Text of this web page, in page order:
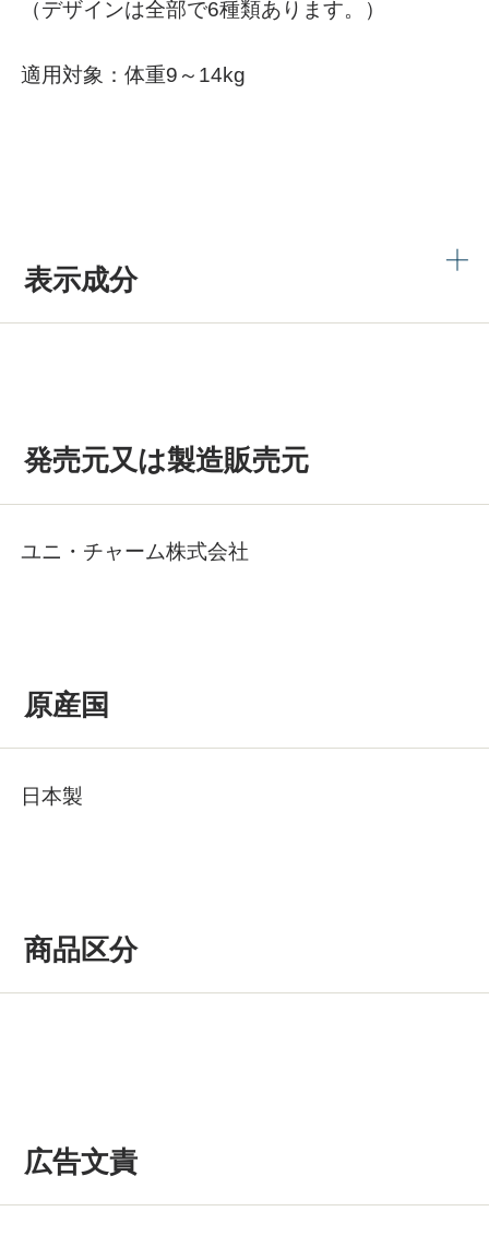
（デザインは全部で6種類あります。）
適用対象：体重9～14kg
表示成分
発売元又は製造販売元
ユニ・チャーム株式会社
原産国
日本製
商品区分
広告文責